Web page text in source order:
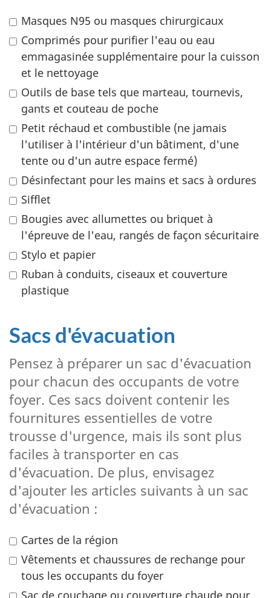
Masques N95 ou masques chirurgicaux
Comprimés pour purifier l'eau ou eau
emmagasinée supplémentaire pour la cuisson
et le nettoyage
Outils de base tels que marteau, tournevis,
gants et couteau de poche
Petit réchaud et combustible (ne jamais
l'utiliser à l'intérieur d'un bâtiment, d'une
tente ou d'un autre espace fermé)
Désinfectant pour les mains et sacs à ordures
Sifflet
Bougies avec allumettes ou briquet à
l'épreuve de l'eau, rangés de façon sécuritaire
Stylo et papier
Ruban à conduits, ciseaux et couverture
plastique
Sacs d'évacuation
Pensez à préparer un sac d'évacuation
pour chacun des occupants de votre
foyer. Ces sacs doivent contenir les
fournitures essentielles de votre
trousse d'urgence, mais ils sont plus
faciles à transporter en cas
d'évacuation. De plus, envisagez
d'ajouter les articles suivants à un sac
d'évacuation :
Cartes de la région
Vêtements et chaussures de rechange pour
tous les occupants du foyer
Sac de couchage ou couverture chaude pour